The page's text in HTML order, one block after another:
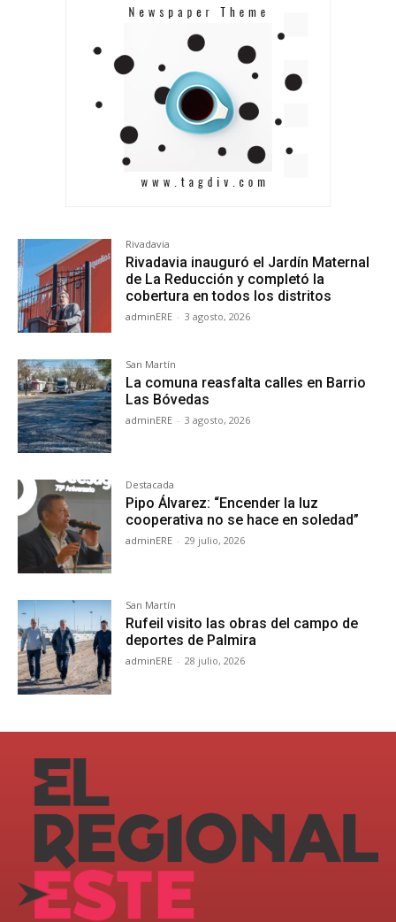
Rivadavia
Rivadavia inauguró el Jardín Maternal
de La Reducción y completó la
cobertura en todos los distritos
adminERE - 3 agosto, 2026
San Martín
La comuna reasfalta calles en Barrio
Las Bóvedas
adminERE - 3 agosto, 2026
Destacada
Pipo Álvarez: “Encender la luz
cooperativa no se hace en soledad”
adminERE - 29 julio, 2026
San Martín
Rufeil visito las obras del campo de
deportes de Palmira
adminERE - 28 julio, 2026